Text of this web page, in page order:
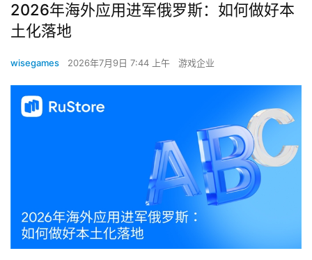
2026年海外应用进军俄罗斯：如何做好本
土化落地
wisegames 2026年7月9日 7:44 上午 游戏企业